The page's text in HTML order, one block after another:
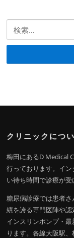
検索:
クリニックにつ
梅田にあるD Medical
行っております。イ
い待ち時間で診療が受
糖尿病診療では患者
績を誇る専門医陣や
インスリンポンプ・
ります。各線大阪駅